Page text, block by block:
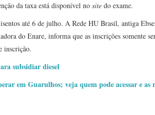
da taxa está disponível no site do exame.
até 6 de julho. A Rede HU Brasil, antiga
do Enare, informa que as inscrições somente
inscrição.
subsidiar diesel
em Guarulhos; veja quem pode acessar e as